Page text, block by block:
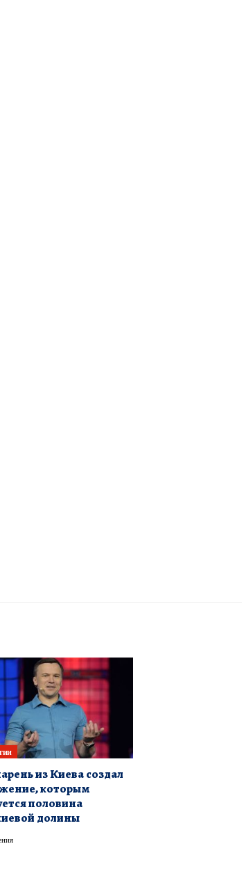
из Киева создал
которым
половина
долины